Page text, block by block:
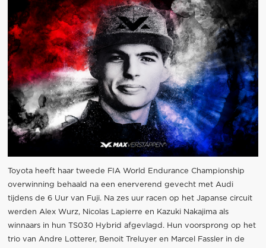
Toyota heeft haar tweede FIA World Endurance Championship
overwinning behaald na een enerverend gevecht met Audi
tijdens de 6 Uur van Fuji. Na zes uur racen op het Japanse circuit
werden Alex Wurz, Nicolas Lapierre en Kazuki Nakajima als
winnaars in hun TS030 Hybrid afgevlagd. Hun voorsprong op het
trio van Andre Lotterer, Benoit Treluyer en Marcel Fassler in de